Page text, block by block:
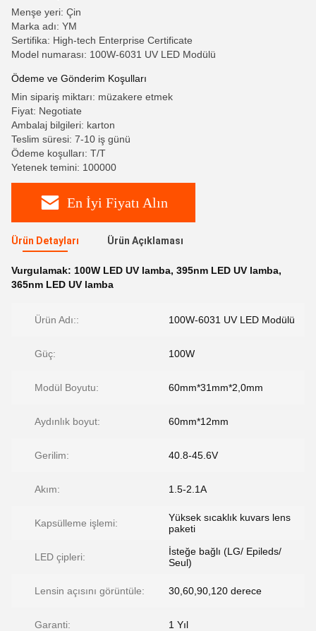
Menşe yeri: Çin
Marka adı: YM
Sertifika: High-tech Enterprise Certificate
Model numarası: 100W-6031 UV LED Modülü
Ödeme ve Gönderim Koşulları
Min sipariş miktarı: müzakere etmek
Fiyat: Negotiate
Ambalaj bilgileri: karton
Teslim süresi: 7-10 iş günü
Ödeme koşulları: T/T
Yetenek temini: 100000
En İyi Fiyatı Alın
Ürün Detayları Ürün Açıklaması
Vurgulamak: 100W LED UV lamba, 395nm LED UV lamba,
365nm LED UV lamba
Ürün Adı:: 100W-6031 UV LED Modülü
Güç: 100W
Modül Boyutu: 60mm*31mm*2,0mm
Aydınlık boyut: 60mm*12mm
Gerilim: 40.8-45.6V
Akım: 1.5-2.1A
Kapsülleme işlemi:
Yüksek sıcaklık kuvars lens
paketi
LED çipleri:
İsteğe bağlı (LG/ Epileds/
Seul)
Lensin açısını görüntüle: 30,60,90,120 derece
Garanti: 1 Yıl